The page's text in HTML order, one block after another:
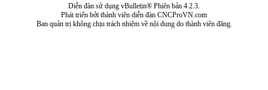
Diễn đàn sử dụng vBulletin® Phiên bản 4.2.3.
Phát triển bởi thành viên diễn đàn CNCProVN.com
Ban quản trị không chịu trách nhiệm về nội dung do thành viên đăng.